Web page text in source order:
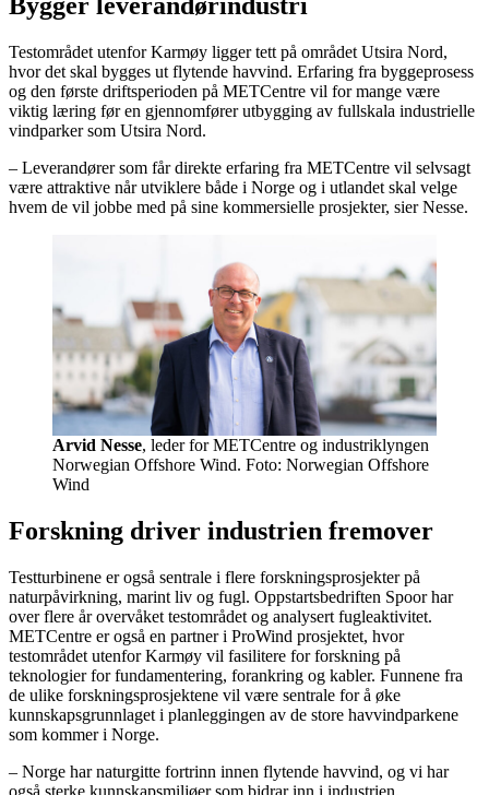
Testområdet utenfor Karmøy ligger tett på området Utsira Nord,
hvor det skal bygges ut flytende havvind. Erfaring fra byggeprosess
og den første driftsperioden på METCentre vil for mange være
viktig læring før en gjennomfører utbygging av fullskala industrielle
vindparker som Utsira Nord.
– Leverandører som får direkte erfaring fra METCentre vil selvsagt
være attraktive når utviklere både i Norge og i utlandet skal velge
hvem de vil jobbe med på sine kommersielle prosjekter, sier Nesse.
Arvid Nesse, leder for METCentre og industriklyngen
Norwegian Offshore Wind. Foto: Norwegian Offshore
Wind
Forskning driver industrien fremover
Testturbinene er også sentrale i flere forskningsprosjekter på
naturpåvirkning, marint liv og fugl. Oppstartsbedriften Spoor har
over flere år overvåket testområdet og analysert fugleaktivitet.
METCentre er også en partner i ProWind prosjektet, hvor
testområdet utenfor Karmøy vil fasilitere for forskning på
teknologier for fundamentering, forankring og kabler. Funnene fra
de ulike forskningsprosjektene vil være sentrale for å øke
kunnskapsgrunnlaget i planleggingen av de store havvindparkene
som kommer i Norge.
– Norge har naturgitte fortrinn innen flytende havvind, og vi har
også sterke kunnskapsmiljøer som bidrar inn i industrien.